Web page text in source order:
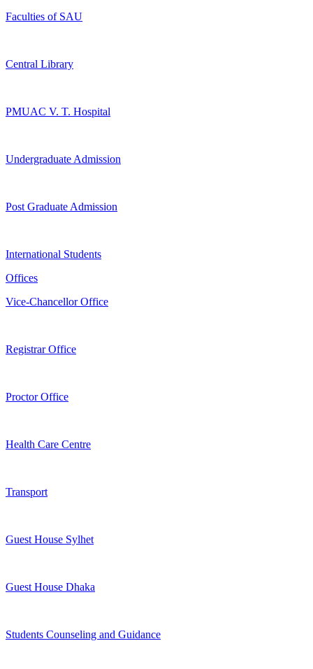
Faculties of SAU
Central Library
PMUAC V. T. Hospital
Undergraduate Admission
Post Graduate Admission
International Students
Offices
Vice-Chancellor Office
Registrar Office
Proctor Office
Health Care Centre
Transport
Guest House Sylhet
Guest House Dhaka
Students Counseling and Guidance